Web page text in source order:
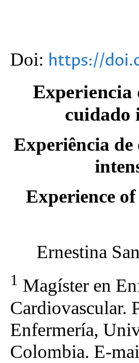
Doi: https://
Experiencia
cuidado
Experiência
Experience
Ernestina
1 Magíster en
Cardiovascular.
Enfermería,
Colombia. E-